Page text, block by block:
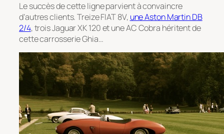
Le succès de cette ligne parvient à convaincre
d’autres clients. Treize FIAT 8V, une Aston Martin DB
2/4, trois Jaguar XK 120 et une AC Cobra héritent de
cette carrosserie Ghia…